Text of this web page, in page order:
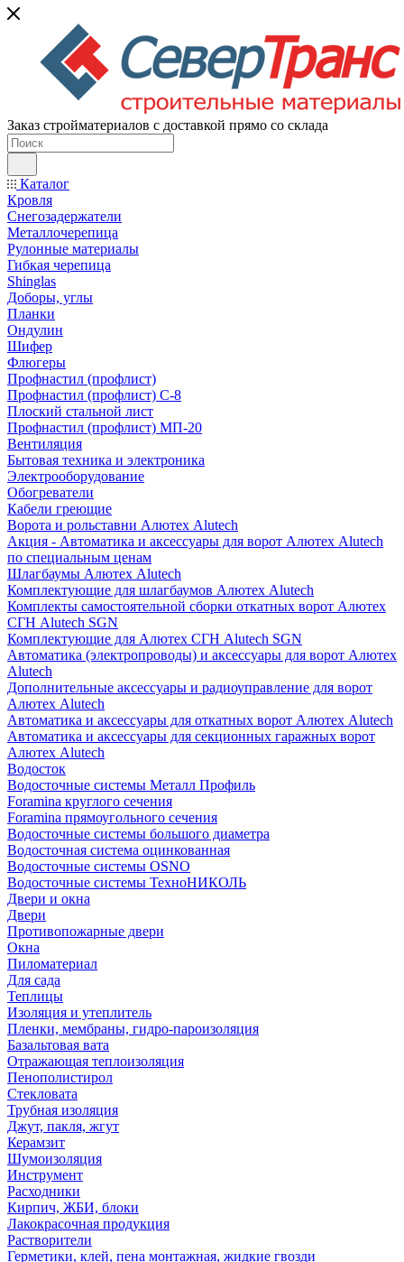
Заказ стройматериалов с доставкой прямо со склада
Каталог
Кровля
Снегозадержатели
Металлочерепица
Рулонные материалы
Гибкая черепица
Shinglas
Доборы, углы
Планки
Ондулин
Шифер
Флюгеры
Профнастил (профлист)
Профнастил (профлист) С-8
Плоский стальной лист
Профнастил (профлист) МП-20
Вентиляция
Бытовая техника и электроника
Электрооборудование
Обогреватели
Кабели греющие
Ворота и рольставни Алютех Alutech
Акция - Автоматика и аксессуары для ворот Алютех Alutech
по специальным ценам
Шлагбаумы Алютех Alutech
Комплектующие для шлагбаумов Алютех Alutech
Комплекты самостоятельной сборки откатных ворот Алютех
СГН Alutech SGN
Комплектующие для Алютех СГН Alutech SGN
Автоматика (электропроводы) и аксессуары для ворот Алютех
Alutech
Дополнительные аксессуары и радиоуправление для ворот
Алютех Alutech
Автоматика и аксессуары для откатных ворот Алютех Alutech
Автоматика и аксессуары для секционных гаражных ворот
Алютех Alutech
Водосток
Водосточные системы Металл Профиль
Foramina круглого сечения
Foramina прямоугольного сечения
Водосточные системы большого диаметра
Водосточная система оцинкованная
Водосточные системы OSNO
Водосточные системы ТехноНИКОЛЬ
Двери и окна
Двери
Противопожарные двери
Окна
Пиломатериал
Для сада
Теплицы
Изоляция и утеплитель
Пленки, мембраны, гидро-пароизоляция
Базальтовая вата
Отражающая теплоизоляция
Пенополистирол
Стекловата
Трубная изоляция
Джут, пакля, жгут
Керамзит
Шумоизоляция
Инструмент
Расходники
Кирпич, ЖБИ, блоки
Лакокрасочная продукция
Растворители
Герметики, клей, пена монтажная, жидкие гвозди